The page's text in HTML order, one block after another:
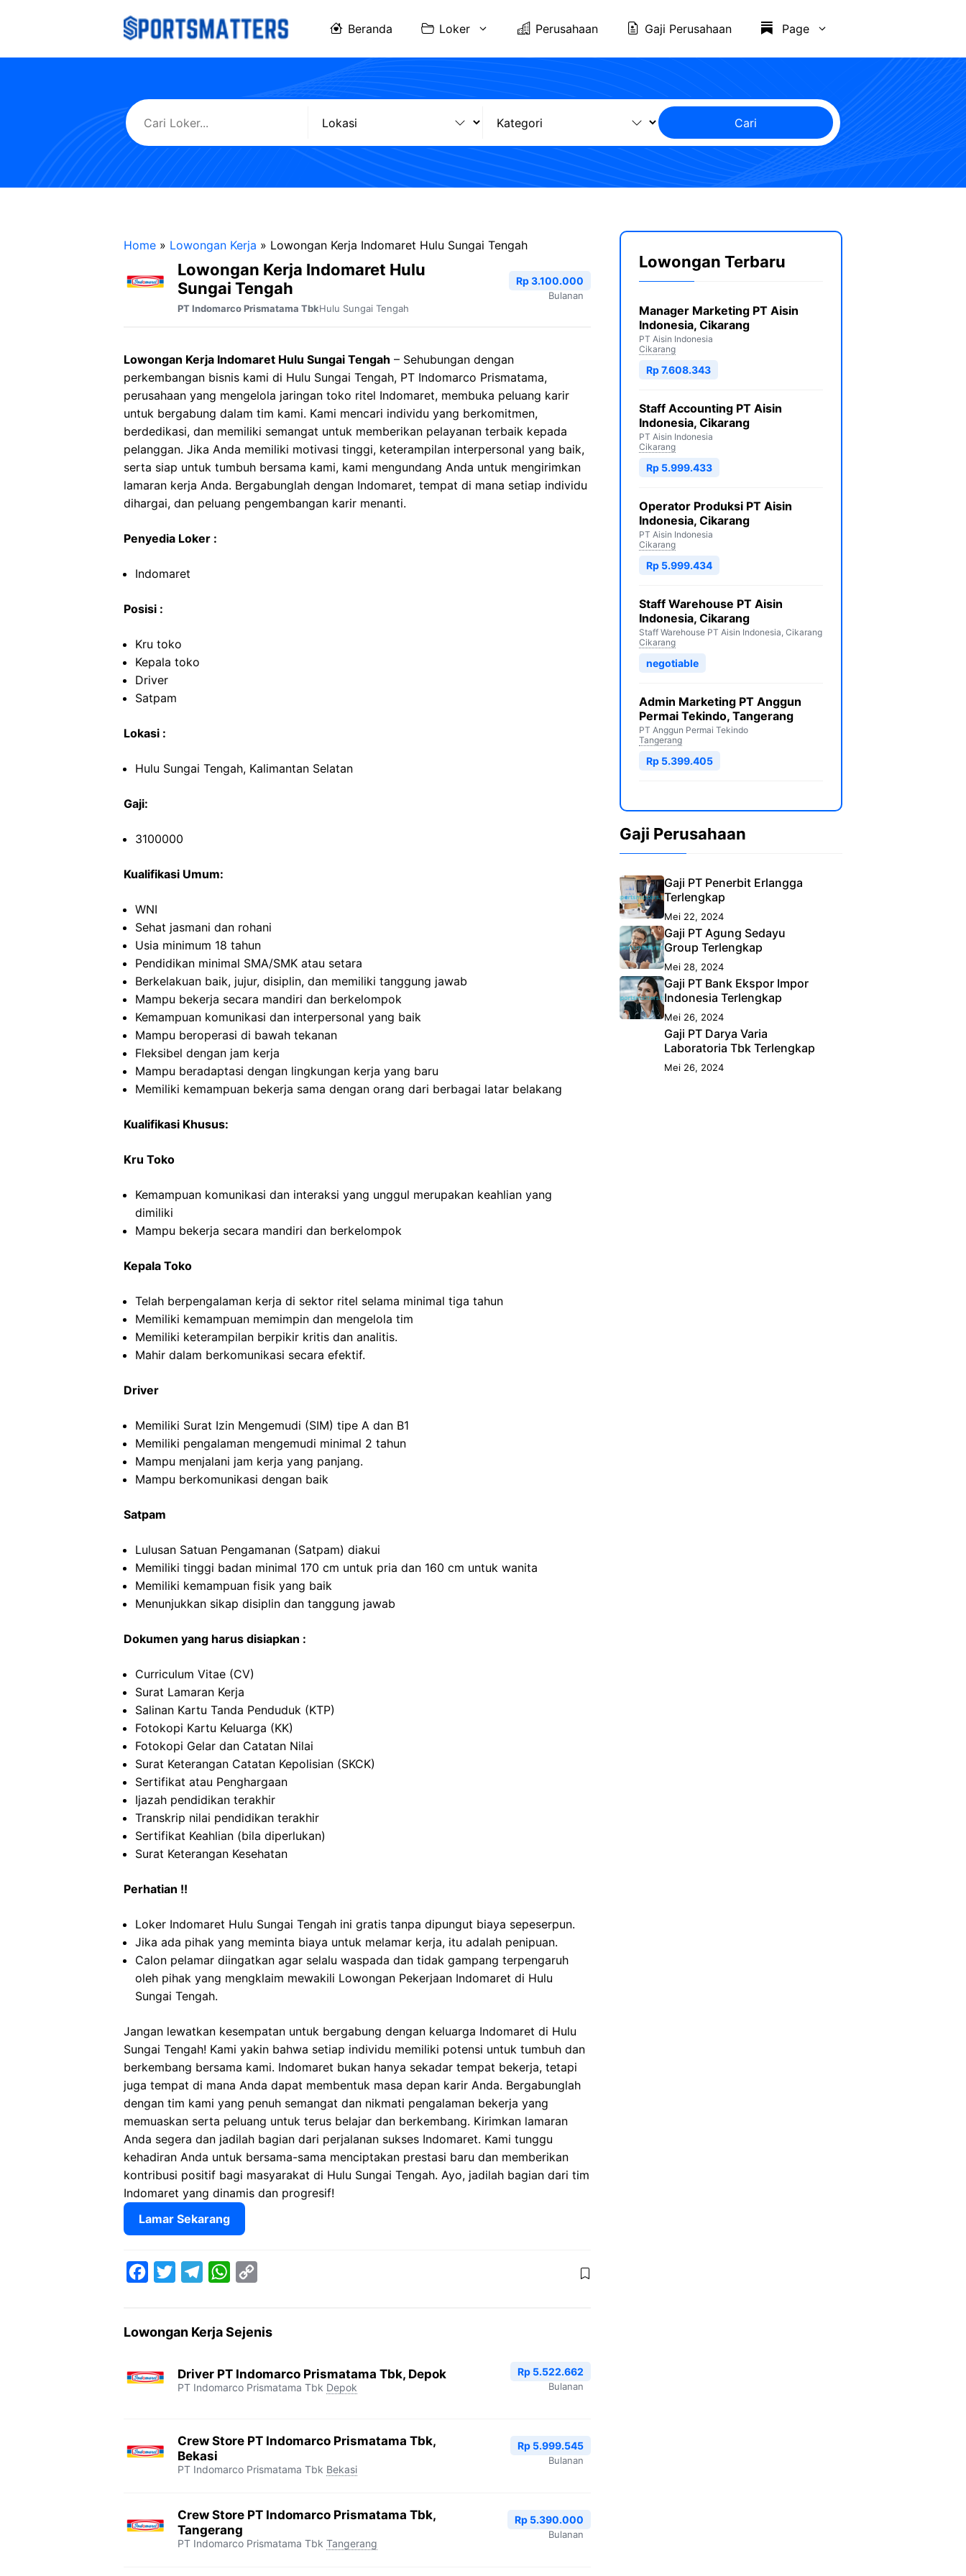
Beranda Loker Perusahaan Gaji Perusahaan Page
Cari
Home » Lowongan Kerja » Lowongan Kerja Indomaret Hulu Sungai Tengah
Lowongan Kerja Indomaret Hulu
Sungai Tengah
PT Indomarco Prismatama TbkHulu Sungai Tengah
Rp 3.100.000
Bulanan
Lowongan Kerja Indomaret Hulu Sungai Tengah – Sehubungan dengan
perkembangan bisnis kami di Hulu Sungai Tengah, PT Indomarco Prismatama,
perusahaan yang mengelola jaringan toko ritel Indomaret, membuka peluang karir
untuk bergabung dalam tim kami. Kami mencari individu yang berkomitmen,
berdedikasi, dan memiliki semangat untuk memberikan pelayanan terbaik kepada
pelanggan. Jika Anda memiliki motivasi tinggi, keterampilan interpersonal yang baik,
serta siap untuk tumbuh bersama kami, kami mengundang Anda untuk mengirimkan
lamaran kerja Anda. Bergabunglah dengan Indomaret, tempat di mana setiap individu
dihargai, dan peluang pengembangan karir menanti.
Penyedia Loker :
Indomaret
Posisi :
Kru toko
Kepala toko
Driver
Satpam
Lokasi :
Hulu Sungai Tengah, Kalimantan Selatan
Gaji:
3100000
Kualifikasi Umum:
WNI
Sehat jasmani dan rohani
Usia minimum 18 tahun
Pendidikan minimal SMA/SMK atau setara
Berkelakuan baik, jujur, disiplin, dan memiliki tanggung jawab
Mampu bekerja secara mandiri dan berkelompok
Kemampuan komunikasi dan interpersonal yang baik
Mampu beroperasi di bawah tekanan
Fleksibel dengan jam kerja
Mampu beradaptasi dengan lingkungan kerja yang baru
Memiliki kemampuan bekerja sama dengan orang dari berbagai latar belakang
Kualifikasi Khusus:
Kru Toko
Kemampuan komunikasi dan interaksi yang unggul merupakan keahlian yang
dimiliki
Mampu bekerja secara mandiri dan berkelompok
Kepala Toko
Telah berpengalaman kerja di sektor ritel selama minimal tiga tahun
Memiliki kemampuan memimpin dan mengelola tim
Memiliki keterampilan berpikir kritis dan analitis.
Mahir dalam berkomunikasi secara efektif.
Driver
Memiliki Surat Izin Mengemudi (SIM) tipe A dan B1
Memiliki pengalaman mengemudi minimal 2 tahun
Mampu menjalani jam kerja yang panjang.
Mampu berkomunikasi dengan baik
Satpam
Lulusan Satuan Pengamanan (Satpam) diakui
Memiliki tinggi badan minimal 170 cm untuk pria dan 160 cm untuk wanita
Memiliki kemampuan fisik yang baik
Menunjukkan sikap disiplin dan tanggung jawab
Dokumen yang harus disiapkan :
Curriculum Vitae (CV)
Surat Lamaran Kerja
Salinan Kartu Tanda Penduduk (KTP)
Fotokopi Kartu Keluarga (KK)
Fotokopi Gelar dan Catatan Nilai
Surat Keterangan Catatan Kepolisian (SKCK)
Sertifikat atau Penghargaan
Ijazah pendidikan terakhir
Transkrip nilai pendidikan terakhir
Sertifikat Keahlian (bila diperlukan)
Surat Keterangan Kesehatan
Perhatian !!
Loker Indomaret Hulu Sungai Tengah ini gratis tanpa dipungut biaya sepeserpun.
Jika ada pihak yang meminta biaya untuk melamar kerja, itu adalah penipuan.
Calon pelamar diingatkan agar selalu waspada dan tidak gampang terpengaruh
oleh pihak yang mengklaim mewakili Lowongan Pekerjaan Indomaret di Hulu
Sungai Tengah.
Jangan lewatkan kesempatan untuk bergabung dengan keluarga Indomaret di Hulu
Sungai Tengah! Kami yakin bahwa setiap individu memiliki potensi untuk tumbuh dan
berkembang bersama kami. Indomaret bukan hanya sekadar tempat bekerja, tetapi
juga tempat di mana Anda dapat membentuk masa depan karir Anda. Bergabunglah
dengan tim kami yang penuh semangat dan nikmati pengalaman bekerja yang
memuaskan serta peluang untuk terus belajar dan berkembang. Kirimkan lamaran
Anda segera dan jadilah bagian dari perjalanan sukses Indomaret. Kami tunggu
kehadiran Anda untuk bersama-sama menciptakan prestasi baru dan memberikan
kontribusi positif bagi masyarakat di Hulu Sungai Tengah. Ayo, jadilah bagian dari tim
Indomaret yang dinamis dan progresif!
Lamar Sekarang
e
o
t
e
e
r
W
t
A
y
i
Lowongan Kerja Sejenis
Driver PT Indomarco Prismatama Tbk, Depok
PT Indomarco Prismatama Tbk Depok
Rp 5.522.662
Bulanan
Crew Store PT Indomarco Prismatama Tbk,
Bekasi
PT Indomarco Prismatama Tbk Bekasi
Rp 5.999.545
Bulanan
Crew Store PT Indomarco Prismatama Tbk,
Tangerang
PT Indomarco Prismatama Tbk Tangerang
Rp 5.390.000
Bulanan
Lowongan Terbaru
Manager Marketing PT Aisin
Indonesia, Cikarang
PT Aisin Indonesia
Cikarang
Rp 7.608.343
Staff Accounting PT Aisin
Indonesia, Cikarang
PT Aisin Indonesia
Cikarang
Rp 5.999.433
Operator Produksi PT Aisin
Indonesia, Cikarang
PT Aisin Indonesia
Cikarang
Rp 5.999.434
Staff Warehouse PT Aisin
Indonesia, Cikarang
Staff Warehouse PT Aisin Indonesia, Cikarang
Cikarang
negotiable
Admin Marketing PT Anggun
Permai Tekindo, Tangerang
PT Anggun Permai Tekindo
Tangerang
Rp 5.399.405
Gaji Perusahaan
Gaji PT Penerbit Erlangga
Terlengkap
Mei 22, 2024
Gaji PT Agung Sedayu
Group Terlengkap
Mei 28, 2024
Gaji PT Bank Ekspor Impor
Indonesia Terlengkap
Mei 26, 2024
Gaji PT Darya Varia
Laboratoria Tbk Terlengkap
Mei 26, 2024